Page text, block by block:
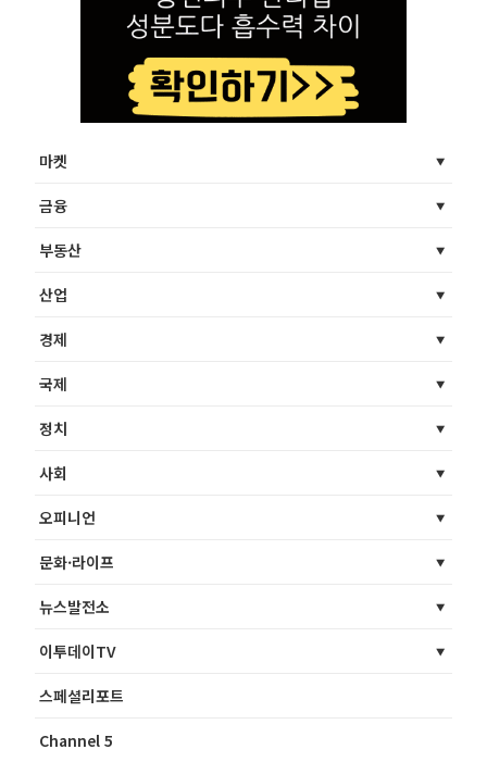
마켓
금융
부동산
산업
경제
국제
정치
사회
오피니언
문화·라이프
뉴스발전소
이투데이TV
스페셜리포트
Channel 5